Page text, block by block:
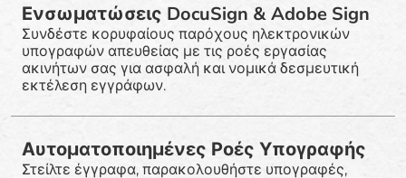
Ενσωματώσεις DocuSign & Adobe Sign
Συνδέστε κορυφαίους παρόχους ηλεκτρονικών
υπογραφών απευθείας με τις ροές εργασίας
ακινήτων σας για ασφαλή και νομικά δεσμευτική
εκτέλεση εγγράφων.
Αυτοματοποιημένες Ροές Υπογραφής
Στείλτε έγγραφα, παρακολουθήστε υπογραφές,